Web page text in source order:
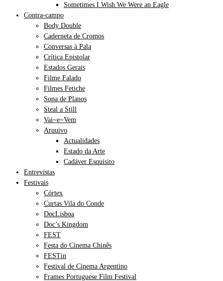
Sometimes I Wish We Were an Eagle
Contra-campo
Body Double
Caderneta de Cromos
Conversas à Pala
Crítica Epistolar
Estados Gerais
Filme Falado
Filmes Fetiche
Sopa de Planos
Steal a Still
Vai~e~Vem
Arquivo
Actualidades
Estado da Arte
Cadáver Esquisito
Entrevistas
Festivais
Córtex
Curtas Vila do Conde
DocLisboa
Doc’s Kingdom
FEST
Festa do Cinema Chinês
FESTin
Festival de Cinema Argentino
Frames Portuguese Film Festival